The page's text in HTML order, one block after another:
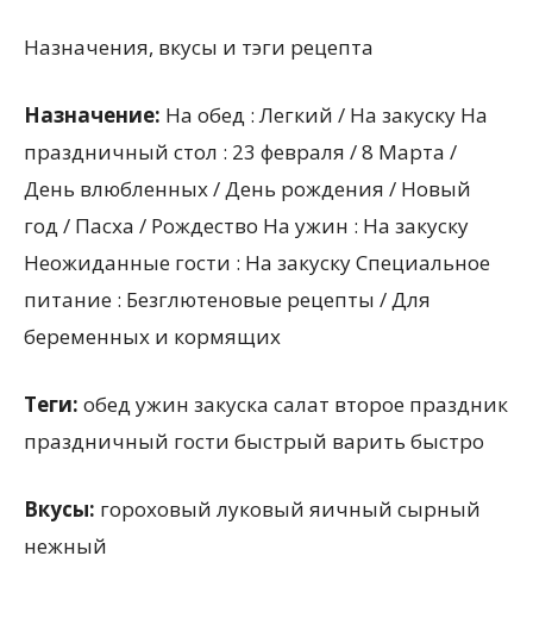
Назначения, вкусы и тэги рецепта
Назначение: На обед : Легкий / На закуску На
праздничный стол : 23 февраля / 8 Марта /
День влюбленных / День рождения / Новый
год / Пасха / Рождество На ужин : На закуску
Неожиданные гости : На закуску Специальное
питание : Безглютеновые рецепты / Для
беременных и кормящих
Теги: обед ужин закуска салат второе праздник
праздничный гости быстрый варить быстро
Вкусы: гороховый луковый яичный сырный
нежный